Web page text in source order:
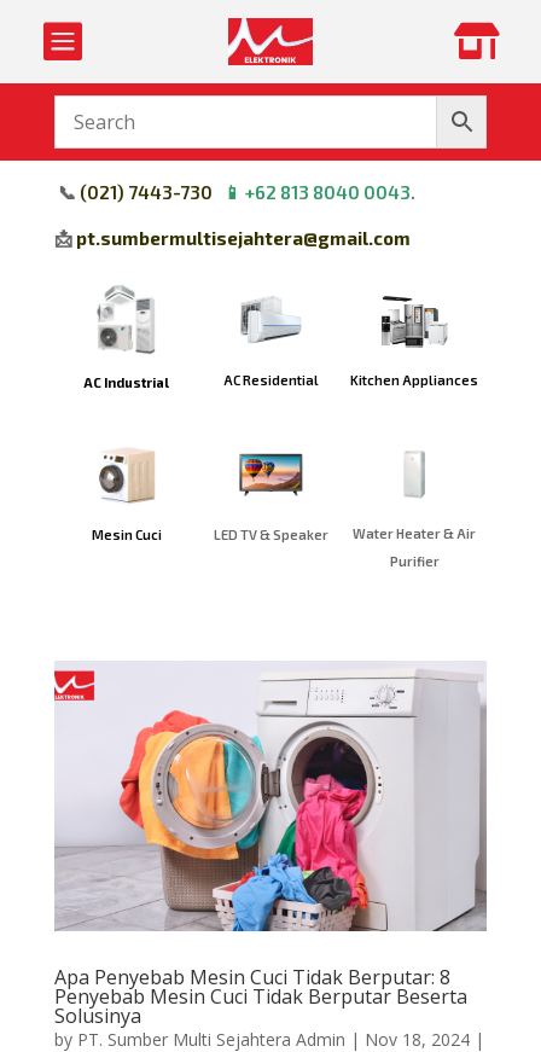
 
📞 (021) 7443-730 📱 +62 813 8040 0043.
📩 pt.sumbermultisejahtera@gmail.com
AC Industrial AC Residential Kitchen Appliances
Mesin Cuci LED TV & Speaker
Water Heater & Air
Purifier
Apa Penyebab Mesin Cuci Tidak Berputar: 8
Penyebab Mesin Cuci Tidak Berputar Beserta
Solusinya
by PT. Sumber Multi Sejahtera Admin | Nov 18, 2024|